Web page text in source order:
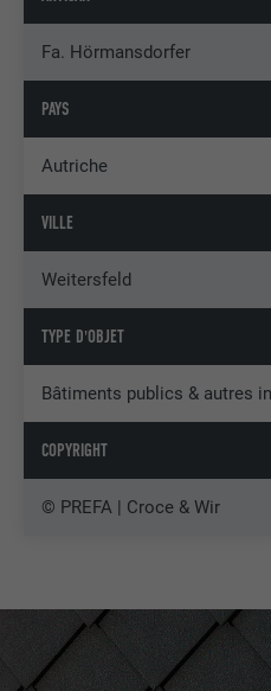
Fa. Hörmansdorfer
PAYS
Autriche
VILLE
Weitersfeld
TYPE D'OBJET
Bâtiments publics & autres
COPYRIGHT
© PREFA | Croce & Wir